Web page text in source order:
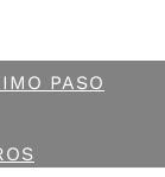
PASO